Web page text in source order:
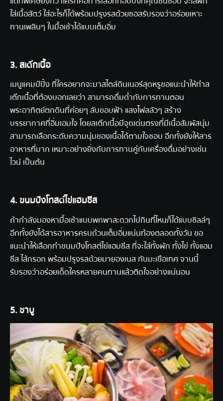
ใส่เนื้อสัตว์ ใส่อะไรก็ได้พร้อมปรุงรสด้วยซอสรับรองว่าอร่อยเหาะ
ทานเพลินๆ ในมื้อเช้าได้แบบเต็มอิ่ม
3. สเต๊กเนื้อ
เมนูแคมป์ปิ้ง ที่ใครอยากจะมาสไตล์ดินเนอร์สุดหรูขอแนะนำให้ทำส
เต๊กเนื้อที่ต้องบอกเลยว่า สามารถดื่มด่ำกับการทานตอน
พระอาทิตย์ตกดินที่ค่อยๆ ลับขอบฟ้า แสงไฟสลัวๆ สร้าง
บรรยากาศที่อิ่มเอมใจ โดยสเต๊กเนื้อมีจุดเด่นตรงที่มีเนื้อสัมผัสนุ่ม
สามารถเลือกระดับความนุ่มของเนื้อได้ตามใจชอบ อีกทั้งยังให้สาร
อาหารที่มาก เหมาะอย่างยิ่งกับการทานคู่กับเครื่องดื่มอย่างเช่น
ไวน์ เป็นต้น
4. ขนมปังโทสต์ไข่แฮมชีส
ถ้ากำลังมองหามื้อเช้าแบบพกพาสะดวกไปกินที่ไหนก็ได้แบบชิลล์ๆ
อีกทั้งยังได้สารอาหารครบถ้วนเต็มอิ่มแน่นท้องตลอดทั้งวัน ขอ
แนะนำให้เลือกทำขนมปังโทสต์ไข่แฮมชีส ที่จะใส่ทั้งผัก ทั้งไข่ ทั้งแฮม
ชีส ไส้กรอก พร้อมปรุงรสด้วยมายองเนส กับมะเขือเทศ จานนี้
รับรองว่าอร่อยเด็ดใครหลายคนทานแล้วติดใจอย่างแน่นอน
5. ชาบู